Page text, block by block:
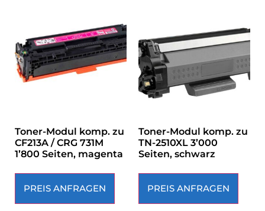
Toner-Modul komp. zu
CF213A / CRG 731M
1’800 Seiten, magenta
PREIS ANFRAGEN
Toner-Modul komp. zu
TN-2510XL 3’000
Seiten, schwarz
PREIS ANFRAGEN